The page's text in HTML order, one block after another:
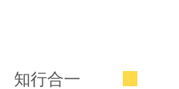
知行合一